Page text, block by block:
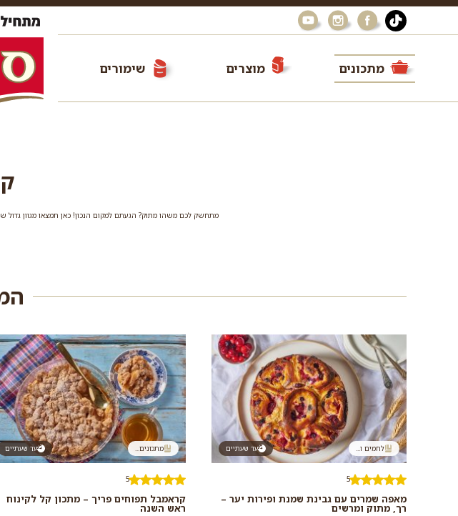
מתכונים מוצרים שימורים
מתחשק לכם משהו מתוק? הגעתם למקום הנכון! כאן תמצאו מגוון גדול
עד שעתיים לחמים ו...
5
מאפה שמרים עם גבינת שמנת ופירות יער –
רך, מתוק ומרשים
עד שעתיים מתכונים...
5
קראמבל תפוחים פריך – מתכון קל לקינוח
ראש השנה